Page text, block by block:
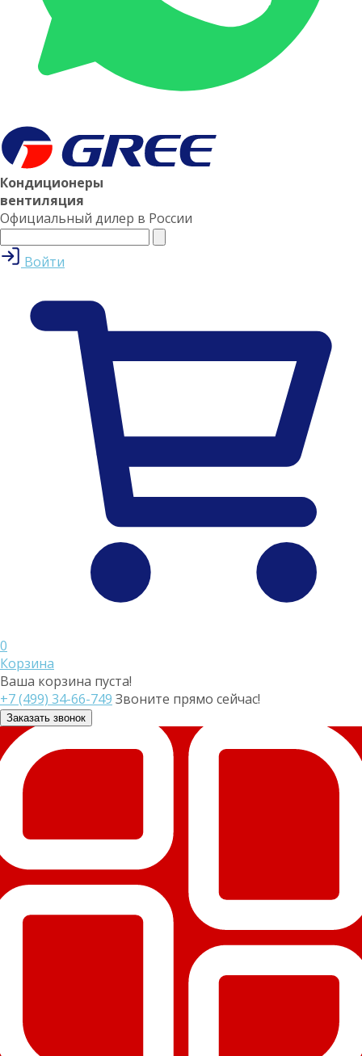
Кондиционеры
вентиляция
Официальный дилер в России
Войти
0
Корзина
Ваша корзина пуста!
+7 (499) 34-66-749 Звоните прямо сейчас!
Заказать звонок